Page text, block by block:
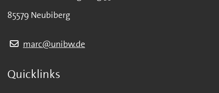
85579 Neubiberg
marc@unibw.de
Quicklinks